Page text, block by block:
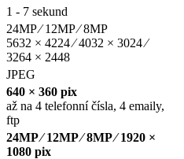
1 - 7 sekund
24MP ⁄ 12MP ⁄ 8MP
5632 × 4224 ⁄ 4032 × 3024 ⁄
3264 × 2448
JPEG
640 × 360 pix
až na 4 telefonní čísla, 4 emaily,
ftp
24MP ⁄ 12MP ⁄ 8MP ⁄ 1920 ×
1080 pix